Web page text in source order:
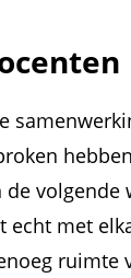
met
ruimte